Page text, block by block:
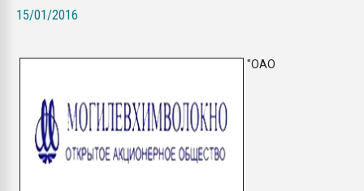
15/01/2016
"ОАО